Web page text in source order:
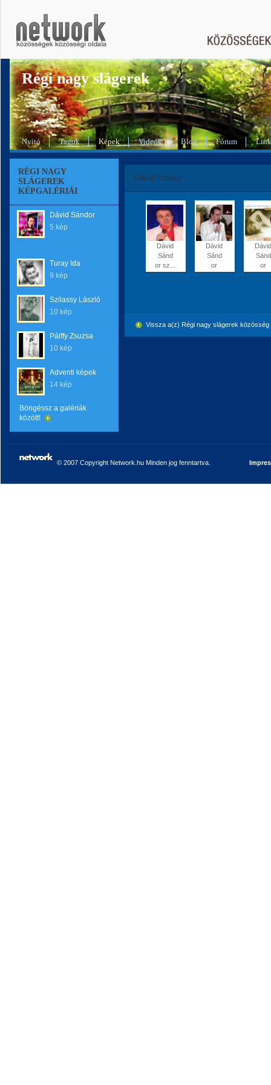
Régi nagy slágerek
Nyitó Tagok Képek Videók Blog Fórum
RÉGI NAGY
SLÁGEREK
KÉPGALÉRIÁI
Dávid Sándor
5 kép
Turay Ida
9 kép
Szilassy László
10 kép
Pálffy Zsuzsa
10 kép
Adventi képek
14 kép
Böngéssz a galériák
között!
Dávid Sándor
Dávid
Sánd
or sz...
Dávid
Sánd
or
Dávid
Sánd
or
Vissza a(z) Régi nagy slágerek
© 2007 Copyright Network.hu Minden jog fenntartva.